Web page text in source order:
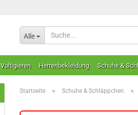
Alle
Voltigieren Herrenbekleidung Schuhe &
Startseite » Schuhe & Schläppchen »